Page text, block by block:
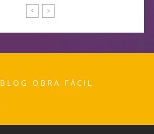
BLOG OBRA FÁCIL